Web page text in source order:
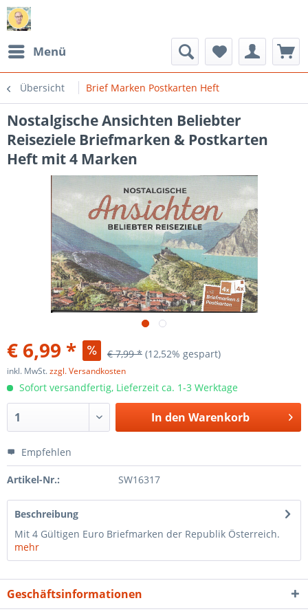
Menü
Übersicht Brief Marken Postkarten Heft
Nostalgische Ansichten Beliebter
Reiseziele Briefmarken & Postkarten
Heft mit 4 Marken
€ 6,99 * € 7,99 * (12,52% gespart)
inkl. MwSt.zzgl. Versandkosten
Sofort versandfertig, Lieferzeit ca. 1-3 Werktage
In den Warenkorb
Empfehlen
Artikel-Nr.: SW16317
Beschreibung
Mit 4 Gültigen Euro Briefmarken der Republik Österreich.
mehr
Geschäftsinformationen